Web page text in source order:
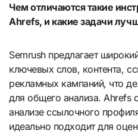
Чем отличаются такие
Ahrefs, и какие задачи
Semrush предлагает
ключевых слов, контента,
рекламных кампаний, что
для общего анализа. Ahrefs
анализе ссылочного
идеально подходит для